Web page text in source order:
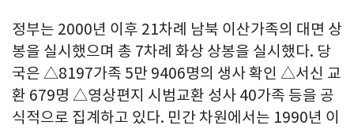
정부는 2000년 이후 21차례 남북 이산가족의 대면 상
봉을 실시했으며 총 7차례 화상 상봉을 실시했다. 당
국은 △8197가족 5만 9406명의 생사 확인 △서신 교
환 679명 △영상편지 시범교환 성사 40가족 등을 공
식적으로 집계하고 있다. 민간 차원에서는 1990년 이